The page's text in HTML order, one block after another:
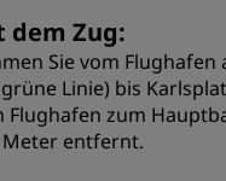
dem Zug:
Sie vom
Linie) bis
Flughafen zum
Meter entfernt.